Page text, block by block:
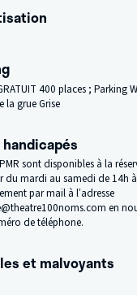
400 places ; Parking
la grue Grise
sont disponibles à la
du mardi au samedi de 14h
par mail à l’adresse
en
de téléphone.
et malvoyants